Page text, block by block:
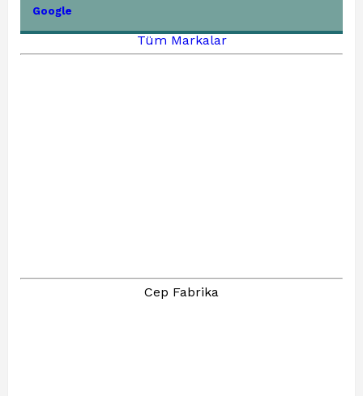
Google
Tüm Markalar
Cep Fabrika